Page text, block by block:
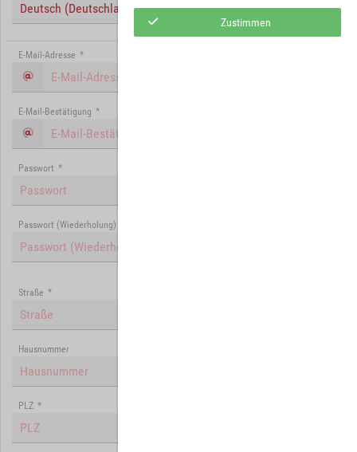
Deutsch (Deutschland)
E-Mail-Adresse *
E-Mail-Bestätigung *
Passwort *
Passwort (Wiederholung)
Straße *
Hausnummer
PLZ *
Zustimmen